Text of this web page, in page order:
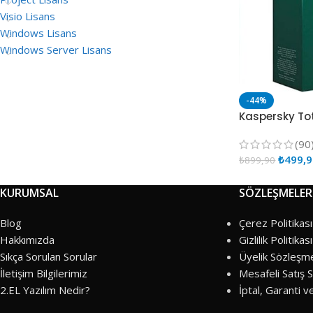
Visio Lisans
Windows Lisans
Windows Server Lisans
-44%
Kaspersky
(90)
₺899,90 ₺
KURUMSAL
Blog
Hakkımızda
Sıkça Sorulan Sorular
İletişim Bilgilerimiz
2.EL Yazılım Nedir?
SÖZLEŞMELER
Çerez Politikası
Gizlilik Politikası
Üyelik
Mesafeli Satış
İptal, Garanti